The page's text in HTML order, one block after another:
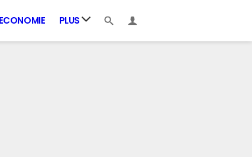
ECONOMIE PLUS